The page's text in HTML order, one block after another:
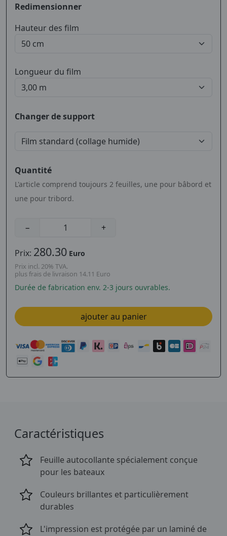
Redimensionner
Hauteur des film
Longueur du film
Changer de support
Quantité
L'article comprend toujours 2 feuilles, une pour bâbord et
une pour tribord.
− +
Prix: 280.30 Euro
Prix incl. 20% TVA.
plus frais de livraison 14.11 Euro
Durée de fabrication env. 2-3 jours ouvrables.
ajouter au panier
Caractéristiques
Feuille autocollante spécialement conçue
pour les bateaux
Couleurs brillantes et particulièrement
durables
L'impression est protégée par un laminé de